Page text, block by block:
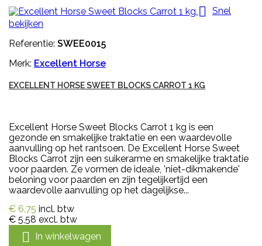

Snel
bekijken
Referentie: SWEE0015
Merk: Excellent Horse
EXCELLENT HORSE SWEET BLOCKS CARROT 1 KG
Excellent Horse Sweet Blocks Carrot 1 kg is een
gezonde en smakelijke traktatie en een waardevolle
aanvulling op het rantsoen. De Excellent Horse Sweet
Blocks Carrot zijn een suikerarme en smakelijke traktatie
voor paarden. Ze vormen de ideale, 'niet-dikmakende'
beloning voor paarden en zijn tegelijkertijd een
waardevolle aanvulling op het dagelijkse...
€ 6,75 incl. btw
€ 5,58 excl. btw
 In winkelwagen